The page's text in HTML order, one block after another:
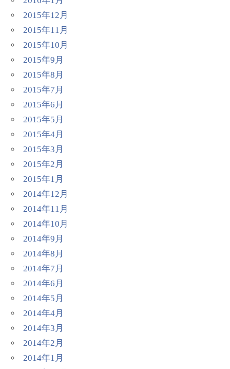
2015年12月
2015年11月
2015年10月
2015年9月
2015年8月
2015年7月
2015年6月
2015年5月
2015年4月
2015年3月
2015年2月
2015年1月
2014年12月
2014年11月
2014年10月
2014年9月
2014年8月
2014年7月
2014年6月
2014年5月
2014年4月
2014年3月
2014年2月
2014年1月